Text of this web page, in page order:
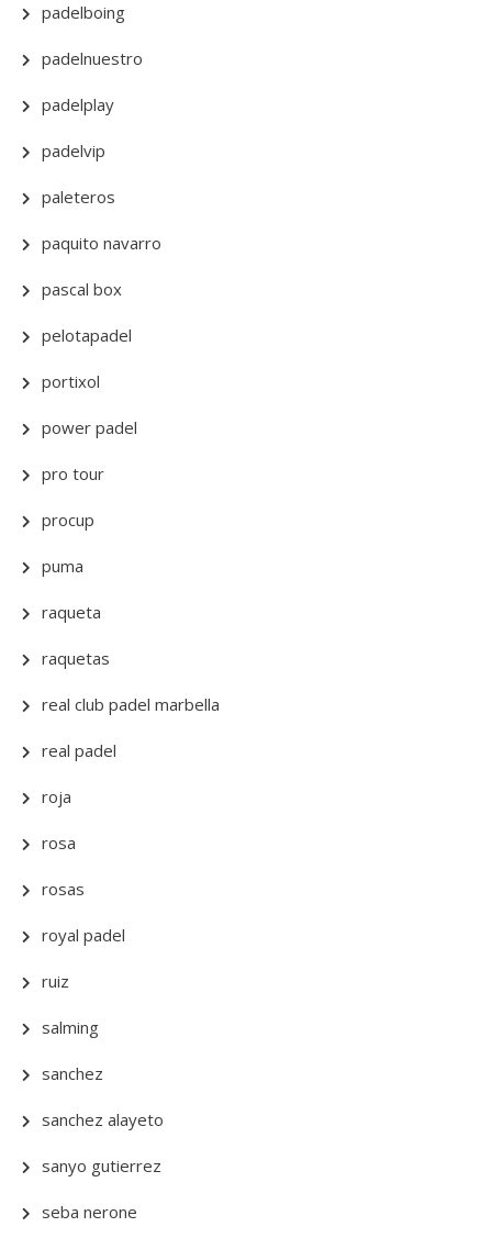
padelboing
padelnuestro
padelplay
padelvip
paleteros
paquito navarro
pascal box
pelotapadel
portixol
power padel
pro tour
procup
puma
raqueta
raquetas
real club padel marbella
real padel
roja
rosa
rosas
royal padel
ruiz
salming
sanchez
sanchez alayeto
sanyo gutierrez
seba nerone